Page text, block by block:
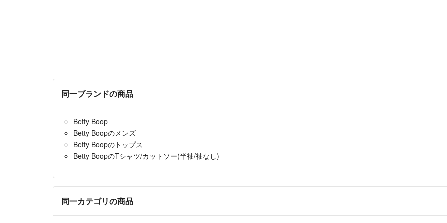
同一ブランドの商品
Betty Boop
Betty Boopのメンズ
Betty Boopのトップス
Betty BoopのTシャツ/カットソー(半袖/袖なし)
同一カテゴリの商品